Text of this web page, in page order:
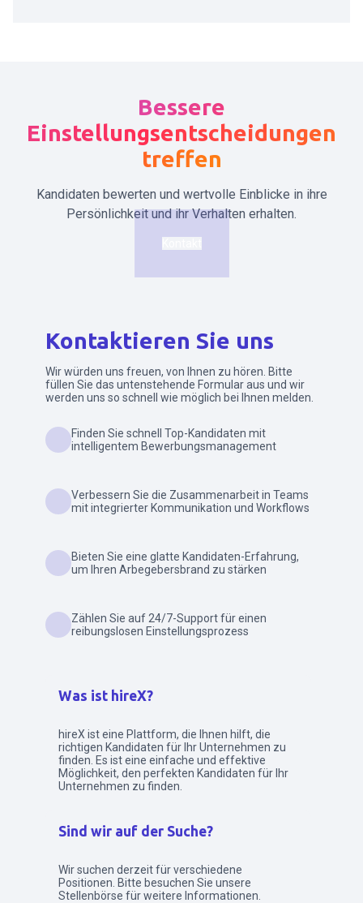
Bessere
Einstellungsentscheidungen
treffen
Kandidaten bewerten und wertvolle Einblicke in ihre
Persönlichkeit und ihr Verhalten erhalten.
Kontaktieren Sie uns
Wir würden uns freuen, von Ihnen zu hören. Bitte
füllen Sie das untenstehende Formular aus und wir
werden uns so schnell wie möglich bei Ihnen melden.
Finden Sie schnell Top-Kandidaten mit
intelligentem Bewerbungsmanagement
Verbessern Sie die Zusammenarbeit in Teams
mit integrierter Kommunikation und Workflows
Bieten Sie eine glatte Kandidaten-Erfahrung,
um Ihren Arbegebersbrand zu stärken
Zählen Sie auf 24/7-Support für einen
reibungslosen Einstellungsprozess
Was ist hireX?
hireX ist eine Plattform, die Ihnen hilft, die
richtigen Kandidaten für Ihr Unternehmen zu
finden. Es ist eine einfache und effektive
Möglichkeit, den perfekten Kandidaten für Ihr
Unternehmen zu finden.
Sind wir auf der Suche?
Wir suchen derzeit für verschiedene
Positionen. Bitte besuchen Sie unsere
Stellenbörse für weitere Informationen.